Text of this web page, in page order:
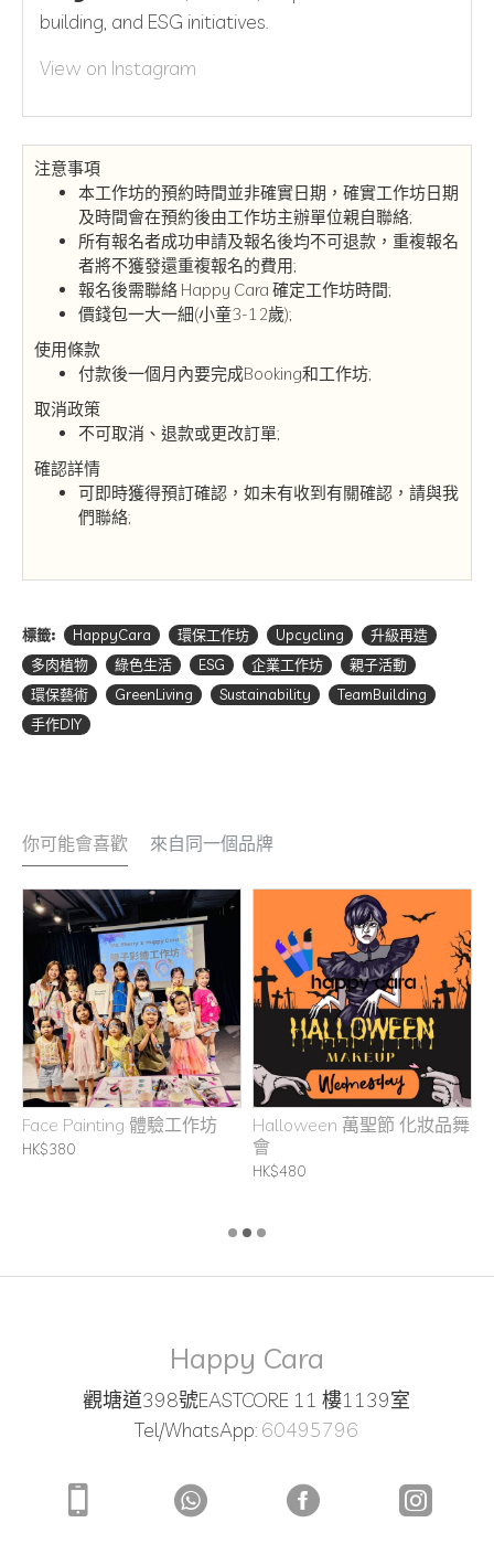
注意事項
本工作坊的預約時間並非確實日期，確實工作坊日期
及時間會在預約後由工作坊主辦單位親自聯絡;
所有報名者成功申請及報名後均不可退款，重複報名
者將不獲發還重複報名的費用;
報名後需聯絡 Happy Cara 確定工作坊時間;
價錢包一大一細(小童3-12歲);
使用條款
付款後一個月內要完成Booking和工作坊;
取消政策
不可取消、退款或更改訂單;
確認詳情
可即時獲得預訂確認，如未有收到有關確認，請與我
們聯絡;
building, and ESG initiatives.
View on Instagram
標籤: HappyCara 環保工作坊 Upcycling
升級再造
多肉植物
綠色生活 ESG 企業工作坊
親子活動
環保藝術
GreenLiving Sustainability
TeamBuilding
手作DIY
你可能會喜歡 來自同一個品牌
Face Painting 體驗工作坊
HK$380
Halloween 萬聖節 化妝品舞
會
HK$480
Happy Cara
觀塘道398號EASTCORE 11 樓1139室
Tel/WhatsApp: 60495796